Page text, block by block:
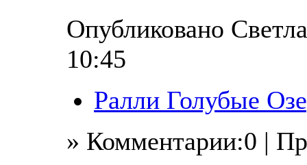
Опубликовано
10:45
Ралли Голубые
» Комментарии:0 |